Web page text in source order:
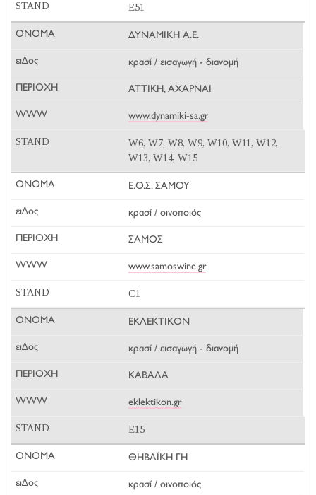
E51
ΔΥΝΑΜΙΚΗ Α.Ε.
κρασί / εισαγωγή - διανομή
ΑΤΤΙΚΗ, ΑΧΑΡΝΑΙ
www.dynamiki-sa.gr
W6, W7, W8, W9, W10, W11, W12,
W13, W14, W15
Ε.Ο.Σ. ΣΑΜΟΥ
κρασί / οινοποιός
ΣΑΜΟΣ
www.samoswine.gr
C1
ΕΚΛΕΚΤΙΚΟΝ
κρασί / εισαγωγή - διανομή
ΚΑΒΑΛΑ
eklektikon.gr
E15
ΘΗΒΑΪΚΗ ΓΗ
κρασί / οινοποιός